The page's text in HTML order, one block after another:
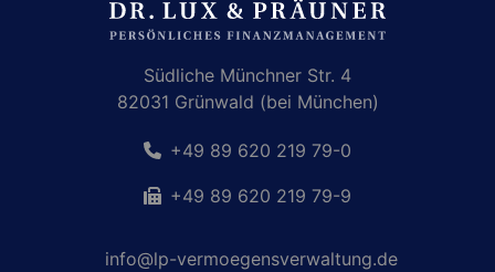
Südliche Münchner Str. 4
82031 Grünwald (bei München)
+49 89 620 219 79-0
+49 89 620 219 79-9
info@lp-vermoegensverwaltung.de